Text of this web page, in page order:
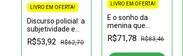
LIVRO EM OFERTA!
Discurso policial: a
subjetividade em
boletins de
ocorrências (sob a
R$53,92 R$62,70
LIVRO EM OFERTA!
E o sonho da
menina que
queria ser
professora (nem
R$71,78 R$83,46